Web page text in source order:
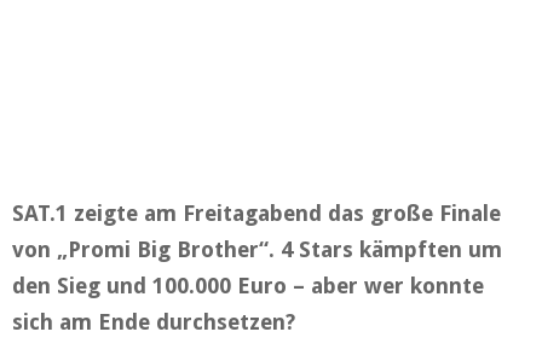
SAT.1 zeigte am Freitagabend das große Finale
von „Promi Big Brother“. 4 Stars kämpften um
den Sieg und 100.000 Euro – aber wer konnte
sich am Ende durchsetzen?